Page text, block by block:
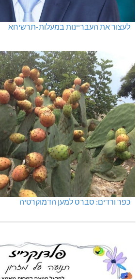
לעצור את העבריינות במעלות-תרשיחא
כפר ורדים: סברס למען הדמוקרטיה